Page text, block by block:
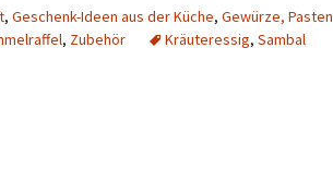
, Geschenk-Ideen aus der Küche, Gewürze, Pasten
, Zubehör Kräuteressig, Sambal